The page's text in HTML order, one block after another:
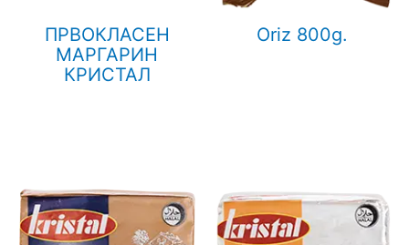
ПРВОКЛАСЕН
МАРГАРИН
КРИСТАЛ
Oriz 800g.